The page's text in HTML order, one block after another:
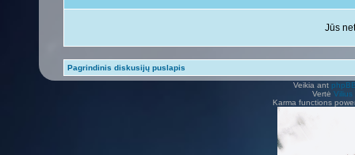
Jūs
Pagrindinis diskusijų puslapis
Veikia ant
Vertė Vilius
Karma functions